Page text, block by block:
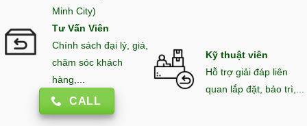
Minh City)
Tư Vấn Viên
Chính sách đại lý, giá,
chăm sóc khách
hàng,...
CALL
Kỹ thuật viên
Hỗ trợ giải đáp liên
quan lắp đặt, bảo trì,...